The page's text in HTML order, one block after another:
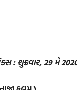
: શુક્રવાર, 29 મે